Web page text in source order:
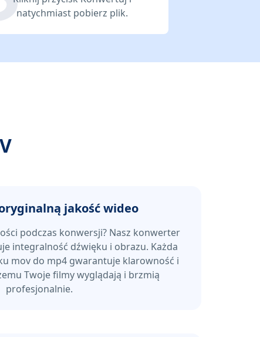
natychmiast pobierz plik.
jakość wideo
podczas konwersji? Nasz konwerter
integralność dźwięku i obrazu. Każda
mov do mp4 gwarantuje klarowność i
Twoje filmy wyglądają i brzmią
profesjonalnie.